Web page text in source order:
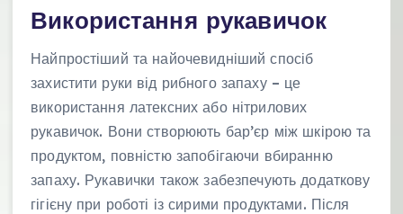
Використання рукавичок
Найпростіший та найочевидніший спосіб
захистити руки від рибного запаху – це
використання латексних або нітрилових
рукавичок. Вони створюють бар’єр між шкірою та
продуктом, повністю запобігаючи вбиранню
запаху. Рукавички також забезпечують додаткову
гігієну при роботі із сирими продуктами. Після